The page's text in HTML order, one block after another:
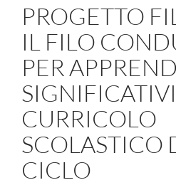
PROGETTO
IL FILO
PER
SIGNIFICATIVI
CURRICOLO
SCOLASTICO
CICLO